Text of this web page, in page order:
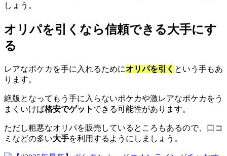
しょう。
オリパを引くなら信頼できる大手にす
る
レアなポケカを手に入れるためにオリパを引く という手もあ
ります。
絶版となってもう手に入らないポケカや激レアなポケカをう
まくいけば格安でゲット できる可能性があります。
ただし粗悪なオリパを販売しているところもあるので、口コ
ミなどの多い大手を利用するようにしましょう。